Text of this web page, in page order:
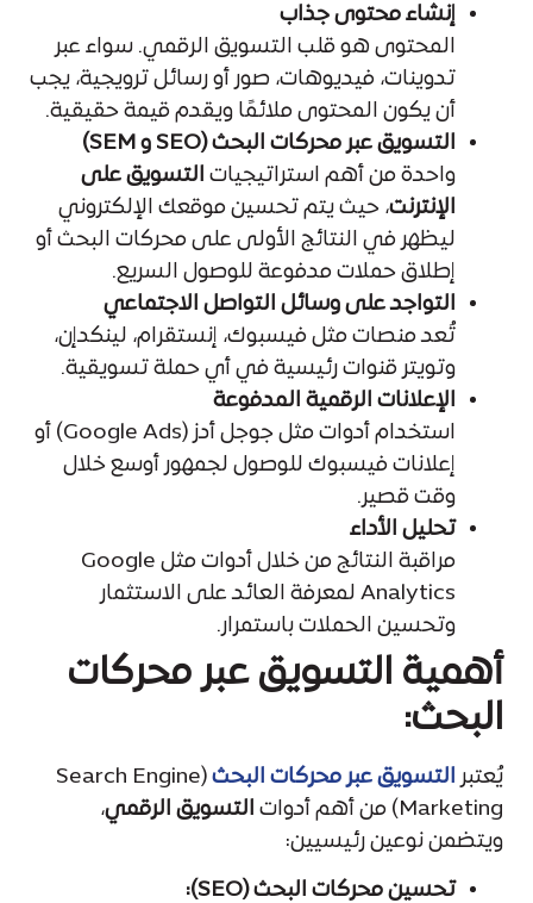
إنشاء محتوى جذاب
المحتوى هو قلب التسويق الرقمي. سواء عبر
تدوينات، فيديوهات، صور أو رسائل ترويجية، يجب
أن يكون المحتوى ملائمًا ويقدم قيمة حقيقية.
التسويق عبر محركات البحث (SEO و SEM)
واحدة من أهم استراتيجيات التسويق على
الإنترنت، حيث يتم تحسين موقعك الإلكتروني
ليظهر في النتائج الأولى على محركات البحث أو
إطلاق حملات مدفوعة للوصول السريع.
التواجد على وسائل التواصل الاجتماعي
تُعد منصات مثل فيسبوك، إنستقرام، لينكدإن،
وتويتر قنوات رئيسية في أي حملة تسويقية.
الإعلانات الرقمية المدفوعة
استخدام أدوات مثل جوجل أدز (Google Ads) أو
إعلانات فيسبوك للوصول لجمهور أوسع خلال
وقت قصير.
تحليل الأداء
مراقبة النتائج من خلال أدوات مثل Google
Analytics لمعرفة العائد على الاستثمار
وتحسين الحملات باستمرار.
أهمية التسويق عبر محركات
البحث:
يُعتبر التسويق عبر محركات البحث (Search Engine
Marketing) من أهم أدوات
التسويق الرقمي،
ويتضمن نوعين رئيسيين:
تحسين محركات البحث (SEO):